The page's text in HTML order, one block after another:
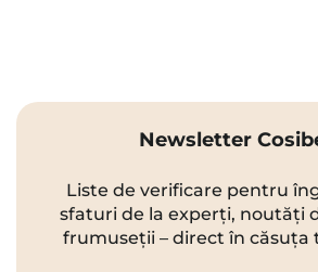
Newsletter
Liste de verificare pentru
sfaturi de la experți, noutăți
frumuseții – direct în căsuța